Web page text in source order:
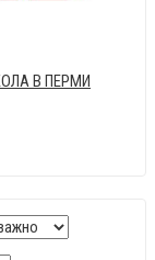
В ПЕРМИ